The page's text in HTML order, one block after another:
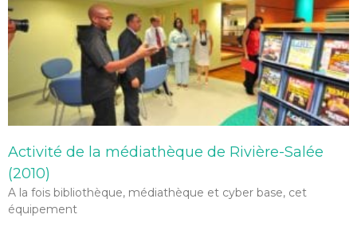
Activité de la médiathèque de Rivière-Salée
(2010)
A la fois bibliothèque, médiathèque et cyber base, cet
équipement